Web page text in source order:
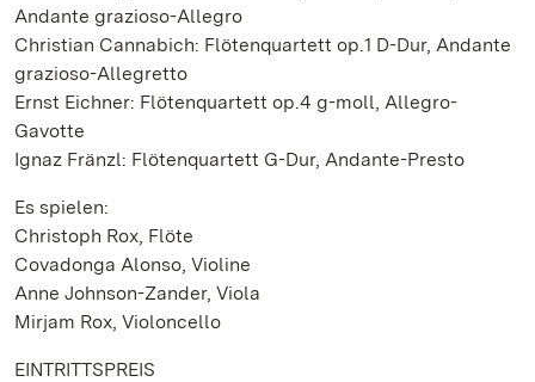
Andante grazioso-Allegro
Christian Cannabich: Flötenquartett op.1 D-Dur, Andante
grazioso-Allegretto
Ernst Eichner: Flötenquartett op.4 g-moll, Allegro-
Gavotte
Ignaz Fränzl: Flötenquartett G-Dur, Andante-Presto
Es spielen:
Christoph Rox, Flöte
Covadonga Alonso, Violine
Anne Johnson-Zander, Viola
Mirjam Rox, Violoncello
EINTRITTSPREIS